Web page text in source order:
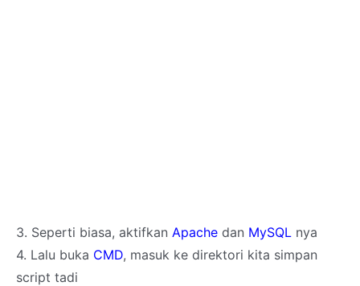
3. Seperti biasa, aktifkan Apache dan MySQL nya
4. Lalu buka CMD, masuk ke direktori kita simpan
script tadi